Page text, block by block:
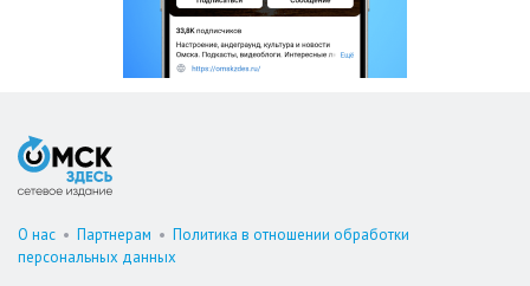
О нас • Партнерам • Политика в отношении обработки
персональных данных